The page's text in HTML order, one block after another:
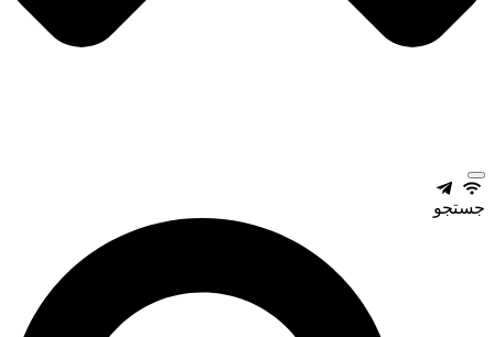
جستجو